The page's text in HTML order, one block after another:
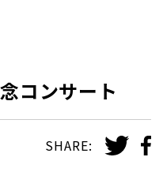
コンサート
SHARE: